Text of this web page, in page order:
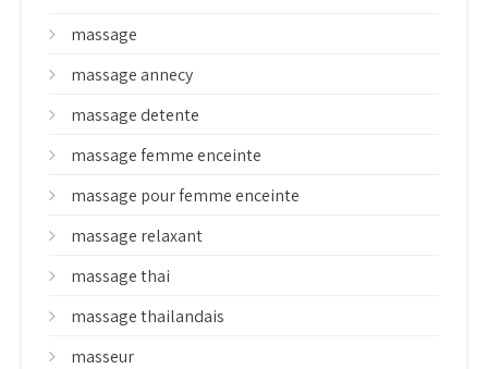
massage
massage annecy
massage detente
massage femme enceinte
massage pour femme enceinte
massage relaxant
massage thai
massage thailandais
masseur